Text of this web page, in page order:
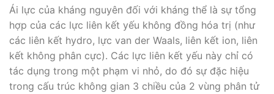
Ái lực của kháng nguyên đối với kháng thể là sự tổng
hợp của các lực liên kết yếu không đồng hóa trị (như
các liên kết hydro, lực van der Waals, liên kết ion, liên
kết không phân cực). Các lực liên kết yếu này chỉ có
tác dụng trong một phạm vi nhỏ, do đó sự đặc hiệu
trong cấu trúc không gian 3 chiều của 2 vùng phân tử